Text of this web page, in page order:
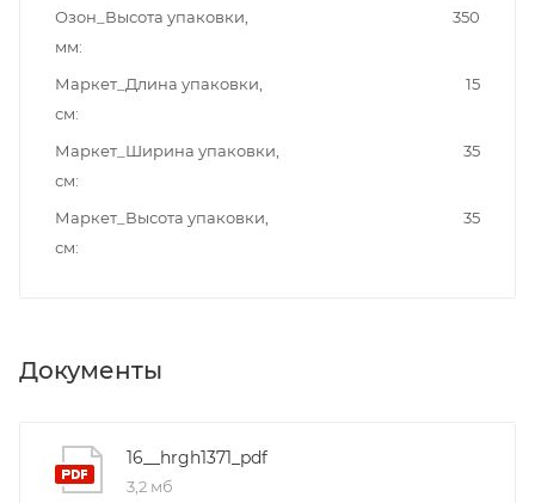
Озон_Высота упаковки,
мм
350
Маркет_Длина упаковки,
см
15
Маркет_Ширина упаковки,
см
35
Маркет_Высота упаковки,
см
35
Документы
16__hrgh1371_pdf
3,2 мб